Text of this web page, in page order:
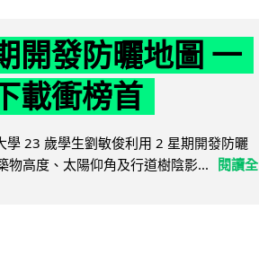
開發防曬地圖 一
載衝榜首
學 23 歲學生劉敏俊利用 2 星期開發防曬
物高度、太陽仰角及行道樹陰影...
閱讀全